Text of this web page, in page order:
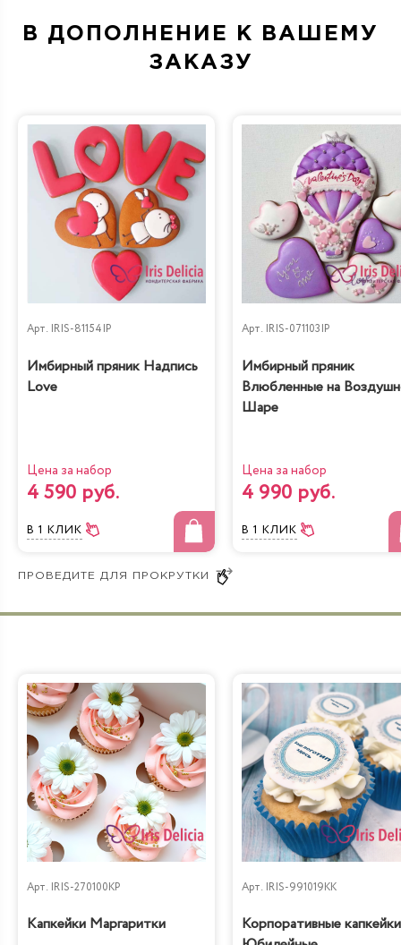
Морковная Сливочно-фруктовая
Прага Фисташка-Малина
Йогуртовый с
Чизкейк
Лимонно-Маковый
Кейк
Жареный шоколад-
В ДОПОЛНЕНИЕ К ВАШЕМУ
ЗАКАЗУ
Арт. IRIS-81154IP
Имбирный пряник Надпись
Love
Цена за набор
4 590 руб.
В 1 КЛИК
Арт. IRIS-071103IP
Имбирный пряник
Влюбленные на
Шаре
Цена за набор
4 990 руб.
В 1 КЛИК
Арт. IRIS-270100KP
Капкейки Маргаритки
Арт. IRIS-991019KK
Корпоративные капкейки